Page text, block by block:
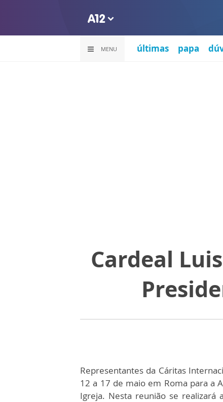
MENU últimas papa
Cardeal
Representantes da Cáritas
12 a 17 de maio em Roma para a
Igreja. Nesta reunião se realizará